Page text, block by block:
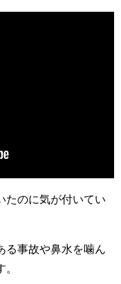
たのに気が付いてい
事故や鼻水を噛ん